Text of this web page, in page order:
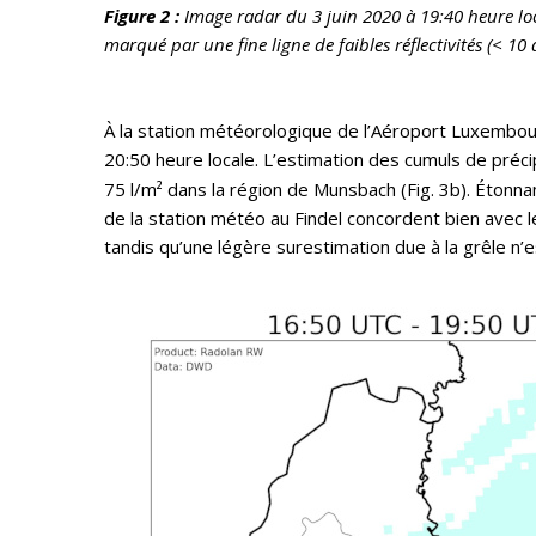
Figure 2 : Image radar du 3 juin 2020 à 19:40 heure
marqué par une fine ligne de faibles réflectivités (< 10
À la station météorologique de l’Aéroport
20:50 heure locale. L’estimation des cumuls de
75 l/m² dans la région de Munsbach (Fig. 3b).
de la station météo au Findel concordent bien
tandis qu’une légère surestimation due à la grêle